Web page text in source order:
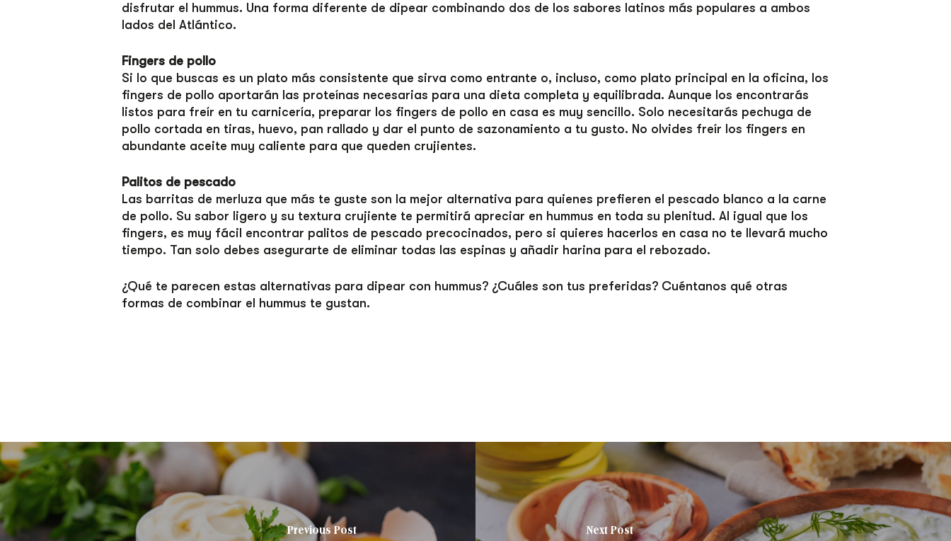
disfrutar el hummus. Una forma diferente de dipear combinando dos de los sabores latinos más populares a ambos
lados del Atlántico.
Fingers de pollo
Si lo que buscas es un plato más consistente que sirva como entrante o, incluso, como plato principal en la oficina, los
fingers de pollo aportarán las proteínas necesarias para una dieta completa y equilibrada. Aunque los encontrarás
listos para freír en tu carnicería, preparar los fingers de pollo en casa es muy sencillo. Solo necesitarás pechuga de
pollo cortada en tiras, huevo, pan rallado y dar el punto de sazonamiento a tu gusto. No olvides freír los fingers en
abundante aceite muy caliente para que queden crujientes.
Palitos de pescado
Las barritas de merluza que más te guste son la mejor alternativa para quienes prefieren el pescado blanco a la carne
de pollo. Su sabor ligero y su textura crujiente te permitirá apreciar en hummus en toda su plenitud. Al igual que los
fingers, es muy fácil encontrar palitos de pescado precocinados, pero si quieres hacerlos en casa no te llevará mucho
tiempo. Tan solo debes asegurarte de eliminar todas las espinas y añadir harina para el rebozado.
¿Qué te parecen estas alternativas para dipear con hummus? ¿Cuáles son tus preferidas? Cuéntanos qué otras
formas de combinar el hummus te gustan.
Previous Post Next Post